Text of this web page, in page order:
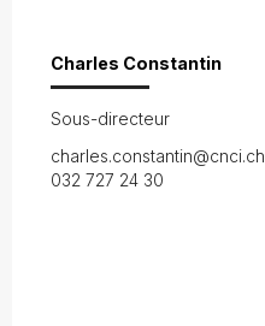
Charles Constantin
Sous-directeur
charles.constantin@cnci.ch
032 727 24 30